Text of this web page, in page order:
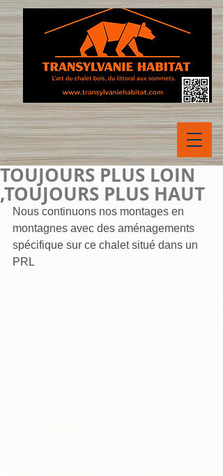
TOUJOURS PLUS LOIN
,TOUJOURS PLUS HAUT
Nous continuons nos montages en
montagnes avec des aménagements
spécifique sur ce chalet situé dans un
PRL